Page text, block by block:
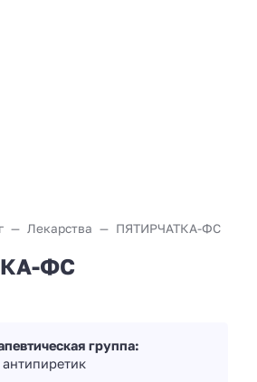
Лекарства ПЯТИРЧАТКА-ФС
ФС
группа: